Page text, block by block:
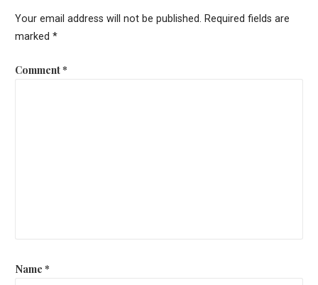
Your email address will not be published. Required fields are
marked *
Comment*
Name *